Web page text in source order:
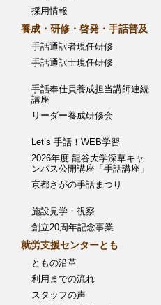
採用情報
養成・研修・啓発・手話普及
手話通訳者現任研修
手話通訳士現任研修
手話奉仕員養成担当講師連続
講座
リーダー養成研修会
Let’s 手話！WEB学習
2026年度 龍谷大学深草キャ
ンパス公開講座「手話講座」
京都さがの手話まつり
施設見学・視察
創立20周年記念事業
就労支援センターとも
ともの沿革
利用までの流れ
スタッフの声